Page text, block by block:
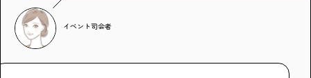
イベント司会者